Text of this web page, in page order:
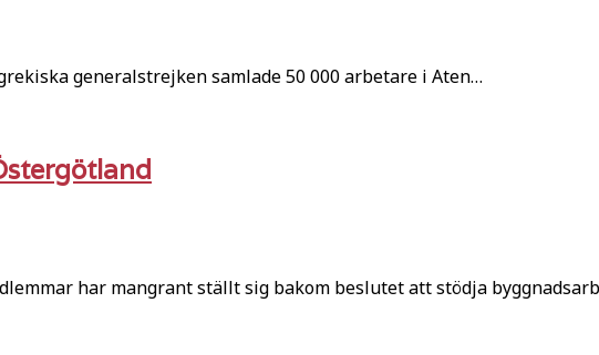
generalstrejken samlade 50 000 arbetare i Aten…
har mangrant ställt sig bakom beslutet att stödja